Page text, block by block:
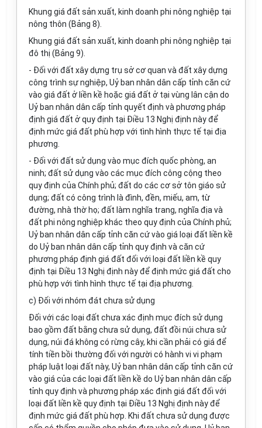
Khung giá đất sản xuất, kinh doanh phi nông nghiệp tại
nông thôn (Bảng 8).
Khung giá đất sản xuất, kinh doanh phi nông nghiệp tại
đô thị (Bảng 9).
- Đối với đất xây dựng trụ sở cơ quan và đất xây dựng
công trình sự nghiệp, Uỷ ban nhân dân cấp tỉnh căn cứ
vào giá đất ở liền kề hoặc giá đất ở tại vùng lân cận do
Uỷ ban nhân dân cấp tỉnh quyết định và phương pháp
định giá đất ở quy định tại Điều 13 Nghị định này để
định mức giá đất phù hợp với tình hình thực tế tại địa
phương.
- Đối với đất sử dụng vào mục đích quốc phòng, an
ninh; đất sử dụng vào các mục đích công cộng theo
quy định của Chính phủ; đất do các cơ sở tôn giáo sử
dụng; đất có công trình là đình, đền, miếu, am, từ
đường, nhà thờ họ; đất làm nghĩa trang, nghĩa địa và
đất phi nông nghiệp khác theo quy định của Chính phủ;
Uỷ ban nhân dân cấp tỉnh căn cứ vào giá loại đất liền kề
do Uỷ ban nhân dân cấp tỉnh quy định và căn cứ
phương pháp định giá đất đối với loại đất liền kề quy
định tại Điều 13 Nghị định này để định mức giá đất cho
phù hợp với tình hình thực tế tại địa phương.
c) Đối với nhóm đát chưa sử dụng
Đối với các loại đất chưa xác định mục đích sử dụng
bao gồm đất bằng chưa sử dụng, đất đồi núi chưa sử
dụng, núi đá không có rừng cây, khi cần phải có giá để
tính tiền bồi thường đối với người có hành vi vi phạm
pháp luật loại đất này, Uỷ ban nhân dân cấp tỉnh căn cứ
vào giá của các loại đất liền kề do Uỷ ban nhân dân cấp
tỉnh quy định và phương pháp xác định giá đất đối với
loại đất liền kề quy định tại Điều 13 Nghị định này để
định mức giá đất phù hợp. Khi đất chưa sử dụng được